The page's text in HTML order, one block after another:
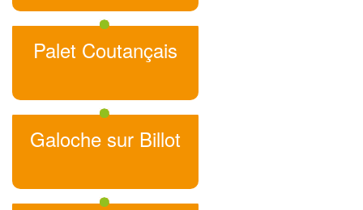
Palet Coutançais
Galoche sur Billot